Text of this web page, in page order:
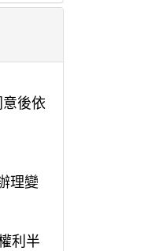
後依
理變
利半